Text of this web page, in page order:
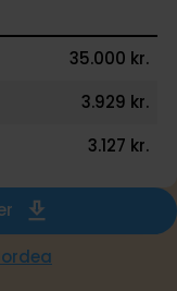
35.000 kr.
3.929 kr.
3.127 kr.